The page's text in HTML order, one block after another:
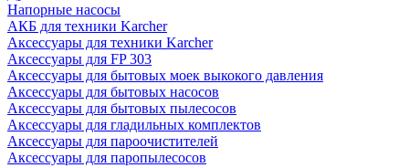
Напорные насосы
АКБ для техники Karcher
Аксессуары для техники Karcher
Аксессуары для FP 303
Аксессуары для бытовых моек выкокого давления
Аксессуары для бытовых насосов
Аксессуары для бытовых пылесосов
Аксессуары для гладильных комплектов
Аксессуары для пароочистителей
Аксессуары для паропылесосов